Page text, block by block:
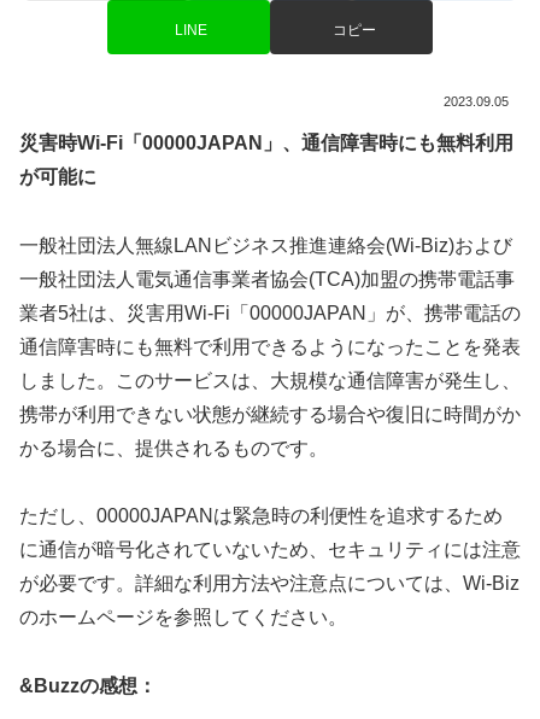
LINE コピー
2023.09.05
災害時Wi-Fi「00000JAPAN」、通信障害時にも無料利用
が可能に
一般社団法人無線LANビジネス推進連絡会(Wi-Biz)および
一般社団法人電気通信事業者協会(TCA)加盟の携帯電話事
業者5社は、災害用Wi-Fi「00000JAPAN」が、携帯電話の
通信障害時にも無料で利用できるようになったことを発表
しました。このサービスは、大規模な通信障害が発生し、
携帯が利用できない状態が継続する場合や復旧に時間がか
かる場合に、提供されるものです。
ただし、00000JAPANは緊急時の利便性を追求するため
に通信が暗号化されていないため、セキュリティには注意
が必要です。詳細な利用方法や注意点については、Wi-Biz
のホームページを参照してください。
&Buzzの感想：